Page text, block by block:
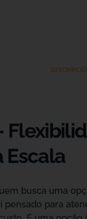
Escala
busca uma
para